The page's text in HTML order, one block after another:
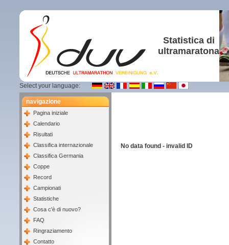
Statistica di
ultramaratona
Select your language:
navigazione
Pagina iniziale
Calendario
Risultati
Classifica internazionale
Classifica Germania
Coppe
Record
Campionati
Statistiche
Cosa c'è di nuovo?
FAQ
Ringraziamento
Contatto
No data found - invalid ID